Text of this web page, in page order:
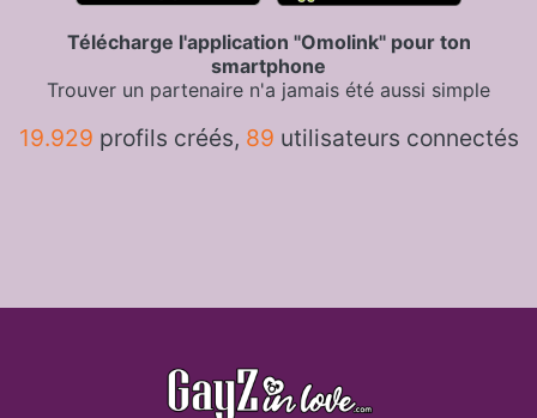
Télécharge l'application "Omolink" pour ton
smartphone
Trouver un partenaire n'a jamais été aussi simple
19.929 profils créés, 89 utilisateurs connectés